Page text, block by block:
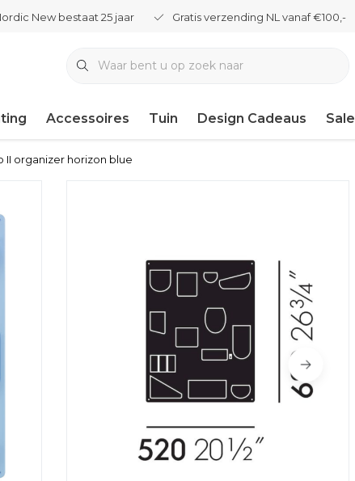
New bestaat 25 jaar Gratis verzending NL vanaf €100,-
Accessoires Tuin Design Cadeaus Sale
II organizer horizon blue